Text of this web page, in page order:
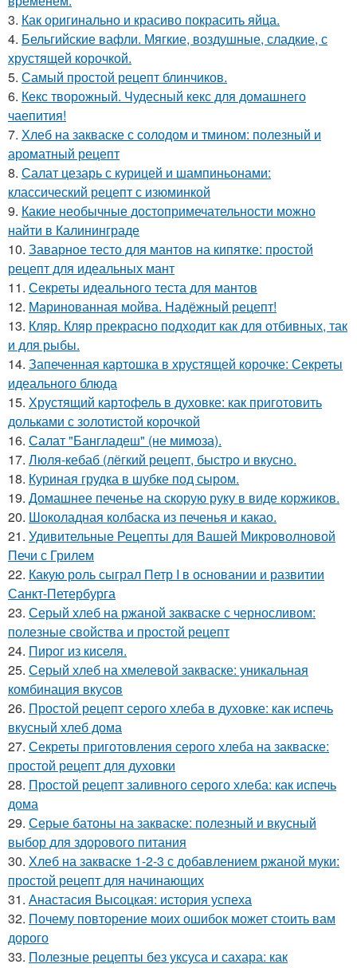
3. Как оригинально и красиво покрасить яйца.
4. Бельгийские вафли. Мягкие, воздушные, сладкие, с
хрустящей корочкой.
5. Самый простой рецепт блинчиков.
6. Кекс творожный. Чудесный кекс для домашнего
чаепития!
7. Хлеб на закваске с солодом и тмином: полезный и
ароматный рецепт
8. Салат цезарь с курицей и шампиньонами:
классический рецепт с изюминкой
9. Какие необычные достопримечательности можно
найти в Калининграде
10. Заварное тесто для мантов на кипятке: простой
рецепт для идеальных мант
11. Секреты идеального теста для мантов
12. Маринованная мойва. Надёжный рецепт!
13. Кляр. Кляр прекрасно подходит как для отбивных, так
и для рыбы.
14. Запеченная картошка в хрустящей корочке: Секреты
идеального блюда
15. Хрустящий картофель в духовке: как приготовить
дольками с золотистой корочкой
16. Салат "Бангладеш" (не мимоза).
17. Люля-кебаб (лёгкий рецепт, быстро и вкусно.
18. Куриная грудка в шубке под сыром.
19. Домашнее печенье на скорую руку в виде коржиков.
20. Шоколадная колбаска из печенья и какао.
21. Удивительные Рецепты для Вашей Микроволновой
Печи с Грилем
22. Какую роль сыграл Петр I в основании и развитии
Санкт-Петербурга
23. Серый хлеб на ржаной закваске с черносливом:
полезные свойства и простой рецепт
24. Пирог из киселя.
25. Серый хлеб на хмелевой закваске: уникальная
комбинация вкусов
26. Простой рецепт серого хлеба в духовке: как испечь
вкусный хлеб дома
27. Секреты приготовления серого хлеба на закваске:
простой рецепт для духовки
28. Простой рецепт заливного серого хлеба: как испечь
дома
29. Серые батоны на закваске: полезный и вкусный
выбор для здорового питания
30. Хлеб на закваске 1-2-3 с добавлением ржаной муки:
простой рецепт для начинающих
31. Анастасия Высоцкая: история успеха
32. Почему повторение моих ошибок может стоить вам
дорого
33. Полезные рецепты без уксуса и сахара: как